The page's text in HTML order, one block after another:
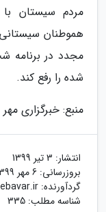
مردم سیستان
هموطنان
مجدد در برنامه
شده را رفع کند.
منبع: خبرگزاری مهر
انتشار: 3 تیر 1399
بروزرسانی: 6 مهر 1399
گردآورنده:
شناسه مطلب: 335